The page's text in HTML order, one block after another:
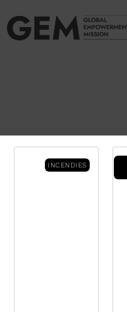
INCENDIES